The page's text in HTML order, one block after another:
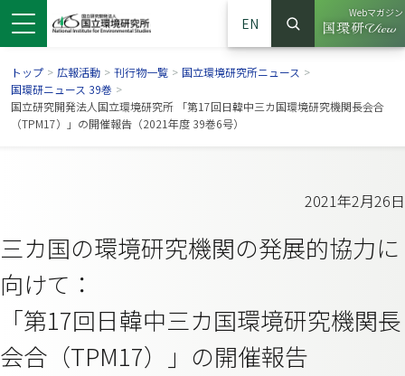
ドウで開きます）
ンドウで開きます）
ウインドウで開きます）
EN
サイト内検索
検索
Webマガジン
（別ウイ
トップ > 広報活動 > 刊行物一覧 > 国立環境研究所ニュース >
国環研ニュース 39巻 >
国立研究開発法人国立環境研究所 「第17回日韓中三カ国環境研究機関長会合
（TPM17）」の開催報告（2021年度 39巻6号）
2021年2月26日
三カ国の環境研究機関の発展的協力に
向けて：
「第17回日韓中三カ国環境研究機関長
会合（TPM17）」の開催報告